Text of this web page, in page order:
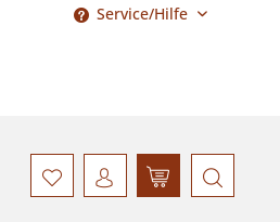
Service/Hilfe